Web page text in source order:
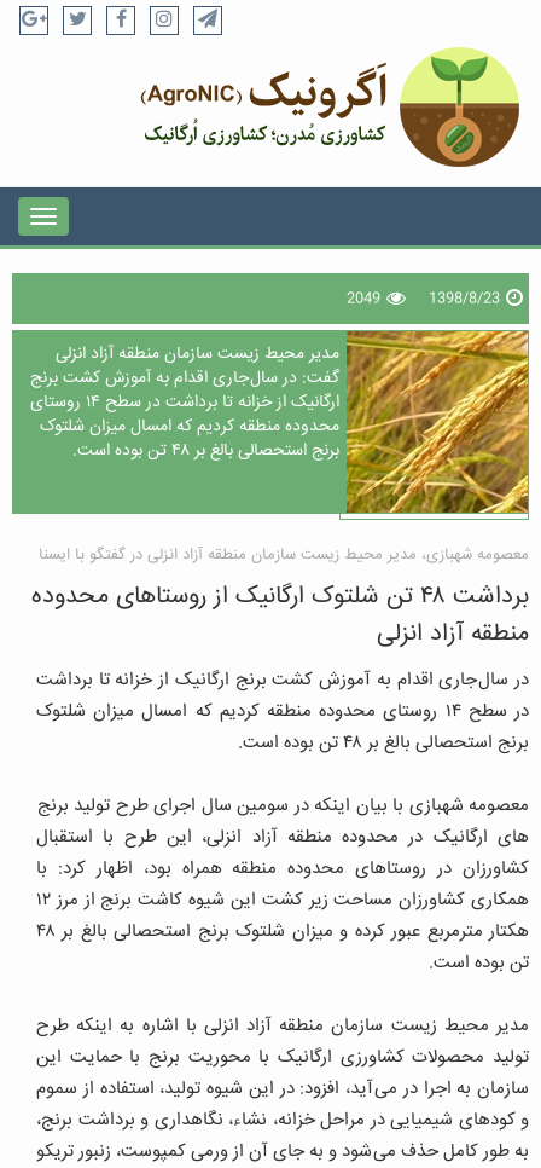
1398/8/23
2049
مدیر محیط زیست سازمان منطقه آزاد انزلی
گفت: در سال جاری اقدام به آموزش کشت برنج
ارگانیک از خزانه تا برداشت در سطح ۱۴ روستای
محدوده منطقه کردیم که امسال میزان شلتوک
برنج استحصالی بالغ بر ۴۸ تن بوده است.
معصومه شهبازی، مدیر محیط زیست سازمان منطقه آزاد انزلی در گفتگو با ایسنا
برداشت ۴۸ تن شلتوک ارگانیک از روستاهای محدوده
منطقه آزاد انزلی
در سال جاری اقدام به آموزش کشت برنج ارگانیک از خزانه تا برداشت
در سطح ۱۴ روستای محدوده منطقه کردیم که امسال میزان شلتوک
برنج استحصالی بالغ بر ۴۸ تن بوده است.
معصومه شهبازی با بیان اینکه در سومین سال اجرای طرح تولید برنج
های ارگانیک در محدوده منطقه آزاد انزلی، این طرح با استقبال
کشاورزان در روستاهای محدوده منطقه همراه بود، اظهار کرد: با
همکاری کشاورزان مساحت زیر کشت این شیوه کاشت برنج از مرز ۱۲
هکتار مترمربع عبور کرده و میزان شلتوک برنج استحصالی بالغ بر ۴۸
تن بوده است.
مدیر محیط زیست سازمان منطقه آزاد انزلی با اشاره به اینکه طرح
تولید محصولات کشاورزی ارگانیک با محوریت برنج با حمایت این
سازمان به اجرا در می آید، افزود: در این شیوه تولید، استفاده از سموم
و کودهای شیمیایی در مراحل خزانه، نشاء، نگاهداری و برداشت برنج،
به طور کامل حذف می شود و به جای آن از ورمی کمپوست، زنبور تریکو